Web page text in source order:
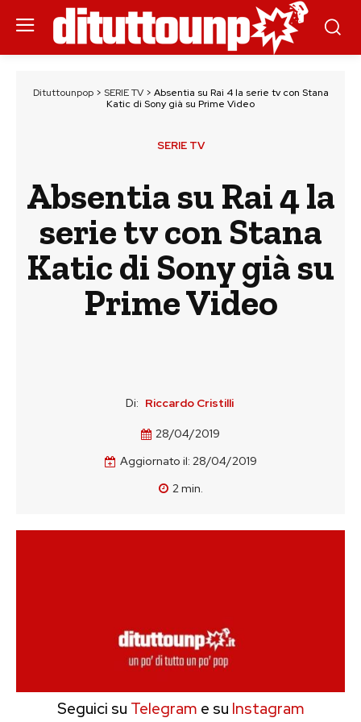
Dituttounpop> SERIE TV> Absentia su Rai 4 la serie tv con Stana
Katic di Sony già su Prime Video
SERIE TV
Absentia su Rai 4 la
serie tv con Stana
Katic di Sony già su
Prime Video
Di: Riccardo Cristilli
28/04/2019
Aggiornato il: 28/04/2019
2min.
Seguici su Telegram e su Instagram